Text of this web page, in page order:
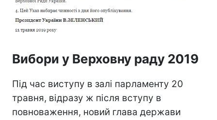
Вибори у Верховну раду 2019
Під час виступу в залі парламенту 20
травня, відразу ж після вступу в
повноваження, новий глава держави